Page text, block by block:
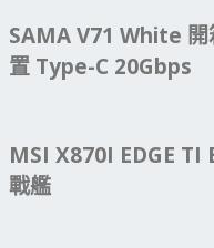
SAMA V71 White 開
置 Type-C 20Gbps
MSI X870I EDGE TI
戰艦